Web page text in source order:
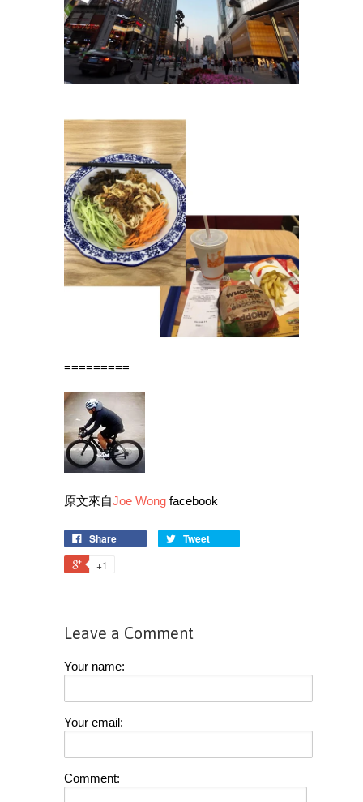
=========
原文來自Joe Wong facebook
Share Tweet
+1
Leave a Comment
Your name:
Your email:
Comment: